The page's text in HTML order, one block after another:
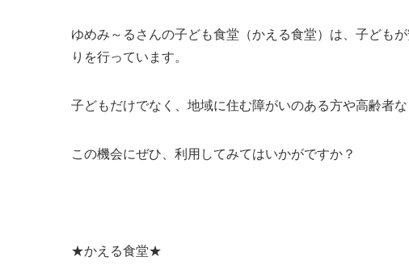
ゆめみ～るさんの子ども食堂（かえる食堂）は、子ども
りを行っています。
子どもだけでなく、地域に住む障がいのある方や高齢者
この機会にぜひ、利用してみてはいかがですか？
★かえる食堂★